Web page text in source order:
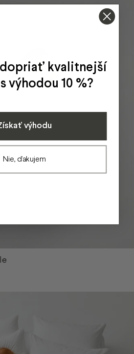
kvalitnejší
výhodou 10 %?
výhodu
Nie, ďakujem